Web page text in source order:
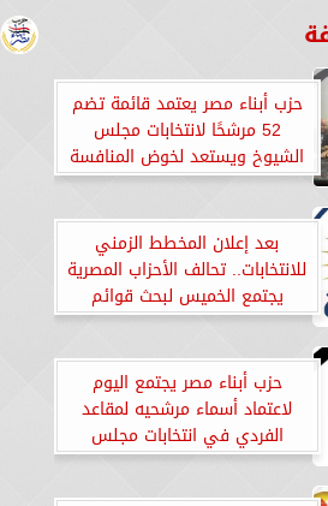
حزب أبناء مصر يعتمد قائمة تضم
52 مرشحًا لانتخابات مجلس
الشيوخ ويستعد لخوض المنافسة
في 14 محافظة
بعد إعلان المخطط الزمني
للانتخابات.. تحالف الأحزاب المصرية
يجتمع الخميس لبحث قوائم
ومرشحي الشيوخ
حزب أبناء مصر يجتمع اليوم
لاعتماد أسماء مرشحيه لمقاعد
الفردي في انتخابات مجلس
الشيوخ